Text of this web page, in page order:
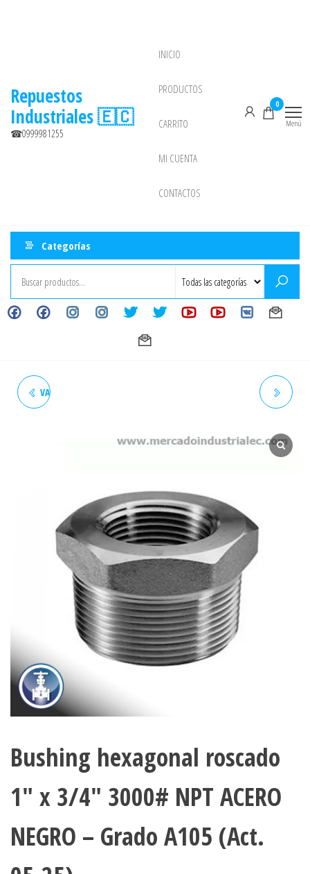
Repuestos
Industriales 🇪🇨
☎0999981255
INICIO
PRODUCTOS
CARRITO
MI CUENTA
CONTACTOS
0
Menú
Categorías
VALVULA COMPUERTA 50MM
NACIONAL COLOMBIA
Bushing hexagonal roscado
1″ x 3/4″ 3000# NPT ACERO
NEGRO – Grado A105 (Act.